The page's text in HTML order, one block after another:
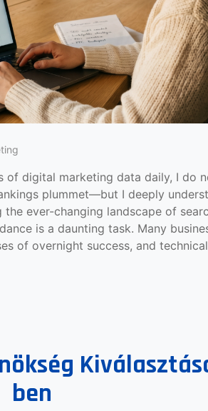
of digital marketing data daily, I do
plummet—but I deeply
ever-changing landscape of
is a daunting task. Many
of overnight success, and
ben